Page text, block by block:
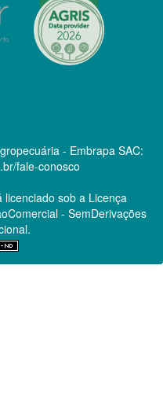
- Embrapa SAC:
fale-conosco
sob a Licença
- SemDerivações